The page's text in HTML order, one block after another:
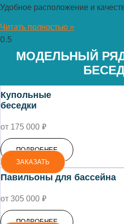
Удобное расположение и
Читать полностью »
МОДЕЛЬНЫЙ
Купольные
беседки
от 175 000 ₽
ПОДРОБНЕЕ
ЗАКАЗАТЬ
Павильоны для бассейна
от 305 000 ₽
ПОДРОБНЕЕ